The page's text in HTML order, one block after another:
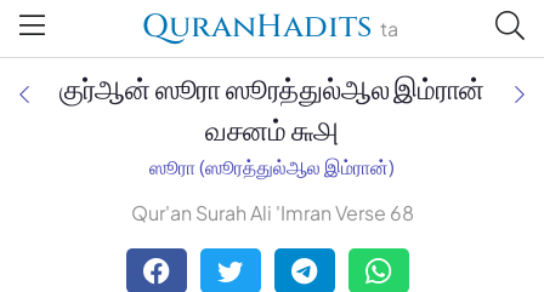
QuranHadits ta
Jan Trust Foundation
Mufti Omar Sheriff Qasimi,
குர்ஆன் ஸூரா ஸூரத்துல்ஆல இம்ரான்
வசனம் ௬௮
ஸூரா (ஸூரத்துல்ஆல இம்ரான்)
Qur'an Surah Ali 'Imran Verse 68